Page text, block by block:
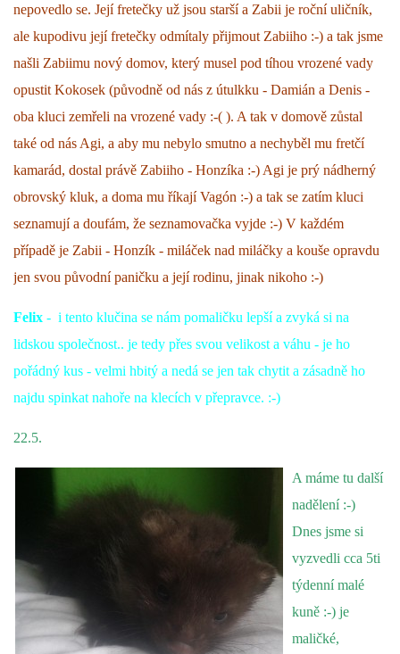
nepovedlo se. Její fretečky už jsou starší a Zabii je roční uličník,
ale kupodivu její fretečky odmítaly přijmout Zabiiho :-) a tak jsme
našli Zabiimu nový domov, který musel pod tíhou vrozené vady
opustit Kokosek (původně od nás z útulkku - Damián a Denis -
oba kluci zemřeli na vrozené vady :-( ). A tak v domově zůstal
také od nás Agi, a aby mu nebylo smutno a nechyběl mu fretčí
kamarád, dostal právě Zabiiho - Honzíka :-) Agi je prý nádherný
obrovský kluk, a doma mu říkají Vagón :-) a tak se zatím kluci
seznamují a doufám, že seznamovačka vyjde :-) V každém
případě je Zabii - Honzík - miláček nad miláčky a kouše opravdu
jen svou původní paničku a její rodinu, jinak nikoho :-)
Felix - i tento klučina se nám pomaličku lepší a zvyká si na
lidskou společnost.. je tedy přes svou velikost a váhu - je ho
pořádný kus - velmi hbitý a nedá se jen tak chytit a zásadně ho
najdu spinkat nahoře na klecích v přepravce. :-)
22.5.
A máme tu další
nadělení :-)
Dnes jsme si
vyzvedli cca 5ti
týdenní malé
kuně :-) je
maličké,